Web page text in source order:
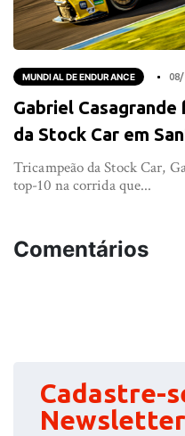
MUNDIAL DE ENDURANCE
Gabriel
da Stock Car em
Tricampeão da Stock Car,
top-10 na corrida que...
Comentários
Cadastre-
Newsletter